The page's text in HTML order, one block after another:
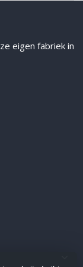
eigen fabriek in